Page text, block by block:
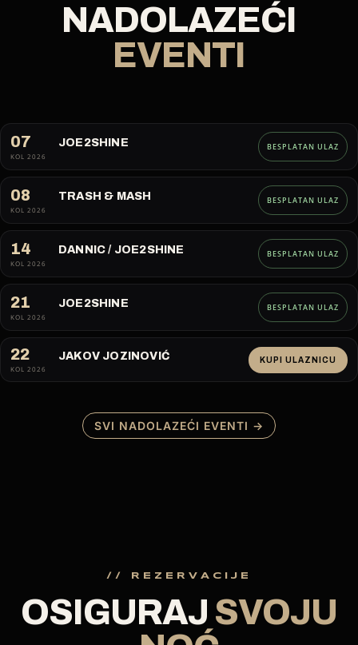
NADOLAZEĆI
EVENTI
07
KOL 2026
JOE2SHINE BESPLATAN ULAZ
08
KOL 2026
TRASH & MASH BESPLATAN ULAZ
14
KOL 2026
DANNIC / JOE2SHINE BESPLATAN ULAZ
21
KOL 2026
JOE2SHINE BESPLATAN ULAZ
22
KOL 2026
JAKOV JOZINOVIĆ KUPI ULAZNICU
SVI NADOLAZEĆI EVENTI →
// REZERVACIJE
OSIGURAJ SVOJU